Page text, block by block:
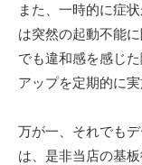
また、一時的に症
は突然の起動不能
でも違和感を感じ
アップを定期的に
万が一、それでも
は、是非当店の基